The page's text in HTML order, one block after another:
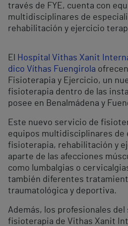
través de FYE, cuenta con
multidisciplinares de
rehabilitación y ejercicio
El Hospital Vithas Xanit
dico Víthas Fuengirola
Fisioterapia y Ejercicio, un
fisioterapia dentro de las
posee en Benalmádena y
Este nuevo servicio de
equipos multidisciplinares de
fisioterapia, rehabilitación y
aparte de las afecciones
como lumbalgias o
también diferentes
traumatológica y deportiva.
Además, los profesionales
fisioterapia de Vithas Xanit